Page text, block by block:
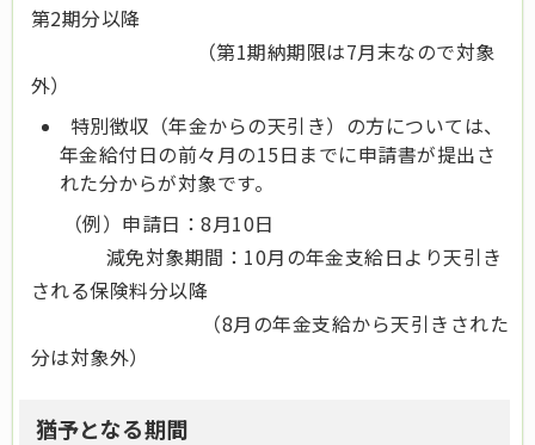
第2期分以降
（第1期納期限は7月末なので対象
外）
特別徴収（年金からの天引き）の方については、
年金給付日の前々月の15日までに申請書が提出さ
れた分からが対象です。
（例）申請日：8月10日
減免対象期間：10月の年金支給日より天引き
される保険料分以降
（8月の年金支給から天引きされた
分は対象外）
猶予となる期間